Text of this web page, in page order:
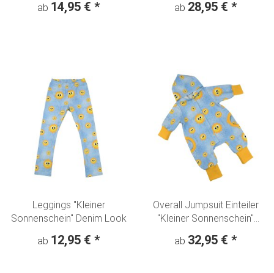
ab 14,95 € *
ab 28,95 € *
Leggings "Kleiner
Sonnenschein" Denim Look
ab 12,95 € *
Overall Jumpsuit Einteiler
"Kleiner Sonnenschein"
ab 32,95 € *